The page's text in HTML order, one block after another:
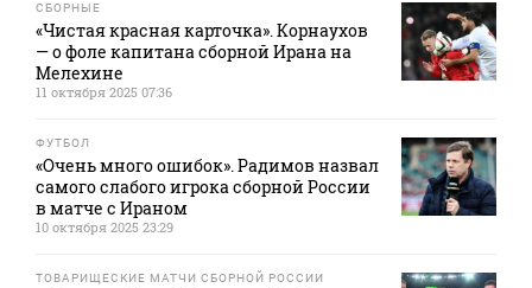
СБОРНЫЕ
«Чистая красная карточка». Корнаухов
— о фоле капитана сборной Ирана на
Мелехине
11 октября 2025 07:36
ФУТБОЛ
«Очень много ошибок». Радимов назвал
самого слабого игрока сборной России
в матче с Ираном
10 октября 2025 23:29
ТОВАРИЩЕСКИЕ МАТЧИ СБОРНОЙ РОССИИ